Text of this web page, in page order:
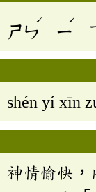
ㄕㄣ
ˊ
ㄧ
ˊ
shén yí xīn
神情愉快，